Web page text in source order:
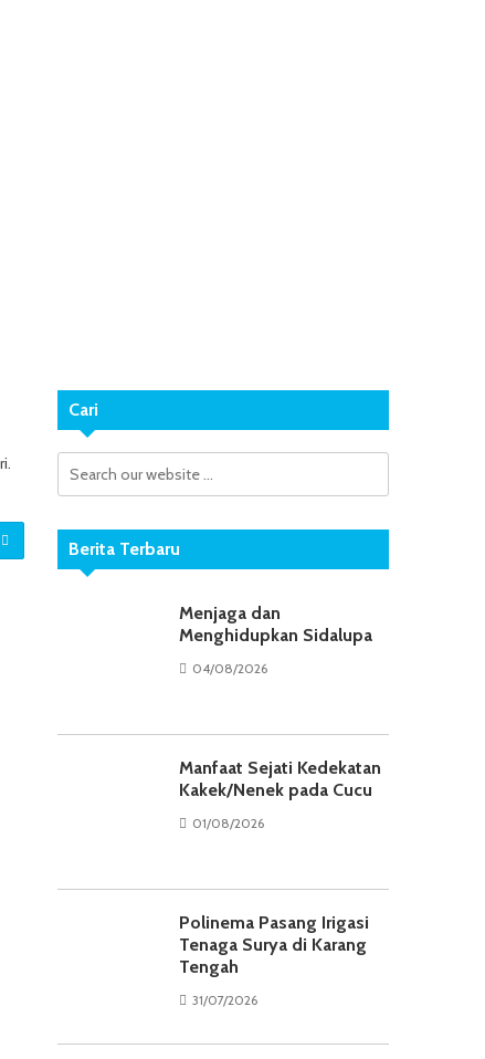
Cari
Berita Terbaru
Menjaga dan
Menghidupkan Sidalupa
04/08/2026
Manfaat Sejati Kedekatan
Kakek/Nenek pada Cucu
01/08/2026
Polinema Pasang Irigasi
Tenaga Surya di Karang
Tengah
31/07/2026